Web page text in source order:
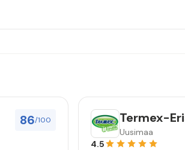
86/100 Termex-
Uusimaa
4.5